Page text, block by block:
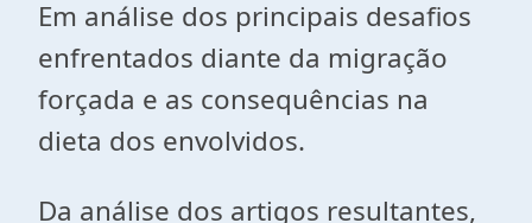
Em análise dos principais desafios
enfrentados diante da migração
forçada e as consequências na
dieta dos envolvidos.
Da análise dos artigos resultantes,